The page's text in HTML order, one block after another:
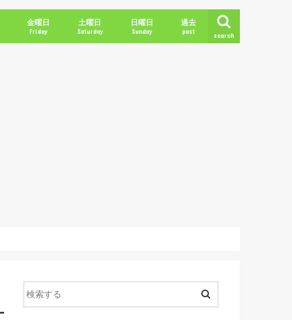
search
金曜日
Friday
土曜日
Saturday
日曜日
Sunday
過去
past